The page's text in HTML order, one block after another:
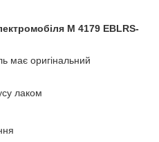
M 4179 EBLRS-
має оригінальний
лаком